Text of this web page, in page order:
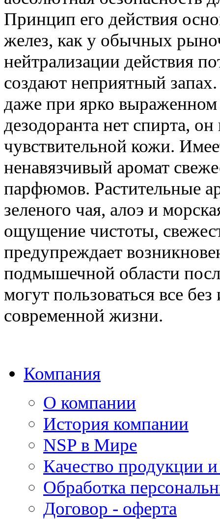
Принцип его действия
желез, как у обычных
нейтрализации действия
создают неприятный
даже при ярко выраженном
дезодоранта нет спирта,
чувствительной кожи.
ненавязчивый аромат
парфюмов. Растительные
зеленого чая, алоэ и
ощущение чистоты,
предупреждает
подмышечной области
могут пользоваться все
современной жизни.
Компания
О компании
История компании
NSP в Мире
Качество продукции
Обработка
Договор - оферта